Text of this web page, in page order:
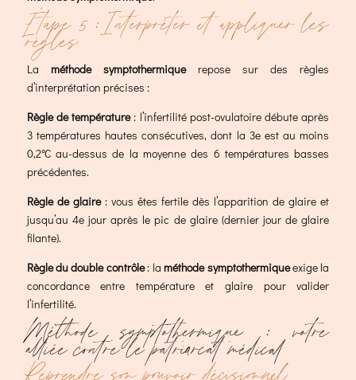
Étape 5 : Interpréter et appliquer les
règles
La méthode symptothermiquerepose sur des règles
d’interprétation précises :
Règle de température: l’infertilité post-ovulatoire débute après
3 températures hautes consécutives, dont la 3e est au moins
0,2°C au-dessus de la moyenne des 6 températures basses
précédentes.
Règle de glaire: vous êtes fertile dès l’apparition de glaire et
jusqu’au 4e jour après le pic de glaire (dernier jour de glaire
filante).
Règle du double contrôle: laméthode symptothermiqueexige la
concordance entre température et glaire pour valider
l’infertilité.
Méthode symptothermique : votre
alliée contre le patriarcat médical